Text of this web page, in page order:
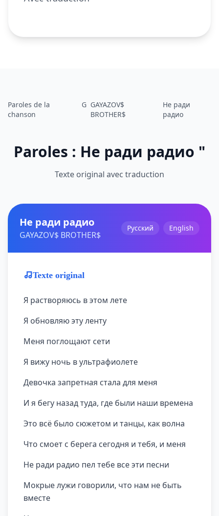
Paroles de la
chanson
G GAYAZOV$
BROTHER$
Не ради
радио
Paroles : Не ради радио "
Texte original avec traduction
Не ради радио
GAYAZOV$ BROTHER$
Русский English
Texte original
Я растворяюсь в этом лете
Я обновляю эту ленту
Меня поглощают сети
Я вижу ночь в ультрафиолете
Девочка запретная стала для меня
И я бегу назад туда, где были наши времена
Это всё было сюжетом и танцы, как волна
Что смоет с берега сегодня и тебя, и меня
Не ради радио пел тебе все эти песни
Мокрые лужи говорили, что нам не быть
вместе